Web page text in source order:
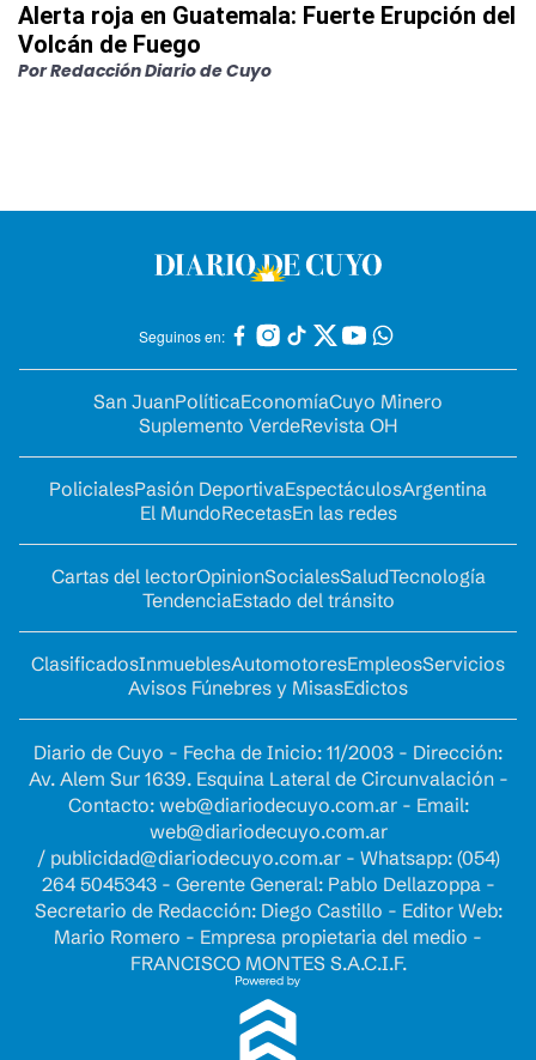
Alerta roja en Guatemala: Fuerte Erupción del
Volcán de Fuego
PorRedacción Diario de Cuyo
Seguinos en:
San JuanPolíticaEconomíaCuyo Minero
Suplemento VerdeRevista OH
PolicialesPasión DeportivaEspectáculosArgentina
El MundoRecetasEn las redes
Cartas del lectorOpinionSocialesSaludTecnología
TendenciaEstado del tránsito
ClasificadosInmueblesAutomotoresEmpleosServicios
Avisos Fúnebres y MisasEdictos
Diario de Cuyo - Fecha de Inicio: 11/2003 - Dirección:
Av. Alem Sur 1639. Esquina Lateral de Circunvalación -
Contacto: web@diariodecuyo.com.ar- Email:
web@diariodecuyo.com.ar
/ publicidad@diariodecuyo.com.ar- Whatsapp: (054)
264 5045343 - Gerente General: Pablo Dellazoppa -
Secretario de Redacción: Diego Castillo - Editor Web:
Mario Romero - Empresa propietaria del medio -
FRANCISCO MONTES S.A.C.I.F.